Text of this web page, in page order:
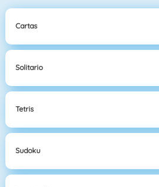
Cartas
Solitario
Tetris
Sudoku